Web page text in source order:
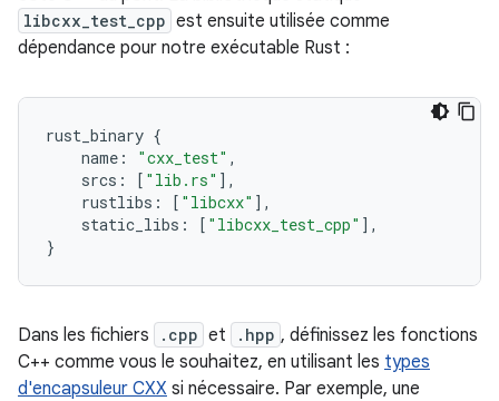
libcxx_test_cpp est ensuite utilisée comme
dépendance pour notre exécutable Rust :
rust_binary {
name : "cxx_test" ,
srcs : [ "lib.rs" ],
rustlibs : [ "libcxx" ],
static_libs : [ "libcxx_test_cpp" ],
}
Dans les fichiers .cpp et .hpp , définissez les fonctions
C++ comme vous le souhaitez, en utilisant les types
d'encapsuleur CXX si nécessaire. Par exemple, une